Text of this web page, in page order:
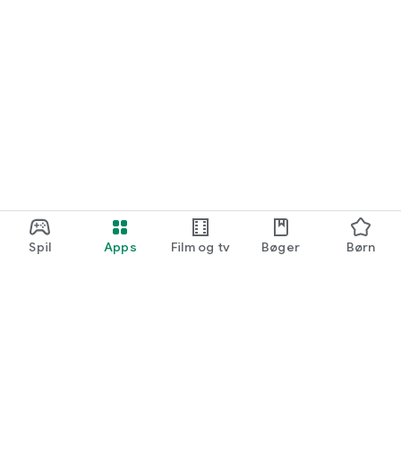
Spil Apps Film og tv Bøger Børn